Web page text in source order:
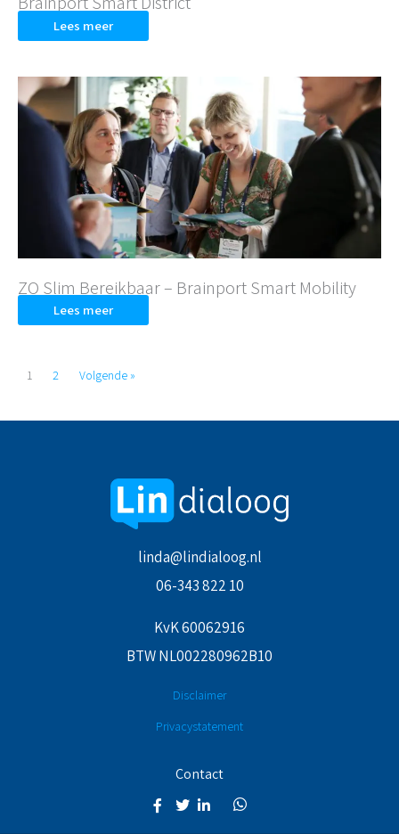
Lees meer
ZO Slim Bereikbaar – Brainport Smart Mobility
Lees meer
1 2 Volgende »
linda@lindialoog.nl
06-343 822 10
KvK 60062916
BTW NL002280962B10
Disclaimer
Privacystatement
Contact